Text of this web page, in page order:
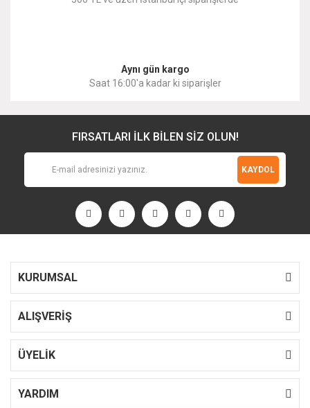
Aynı gün kargo
Saat 16:00'a kadar ki siparişler
FIRSATLARI İLK BİLEN SİZ OLUN!
KAYDOL
KURUMSAL
ALIŞVERİŞ
ÜYELİK
YARDIM